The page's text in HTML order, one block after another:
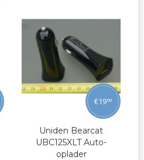
Uniden Bearcat
UBC125XLT Auto-
oplader
€1900